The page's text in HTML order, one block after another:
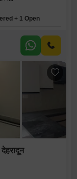
+ 1 Open